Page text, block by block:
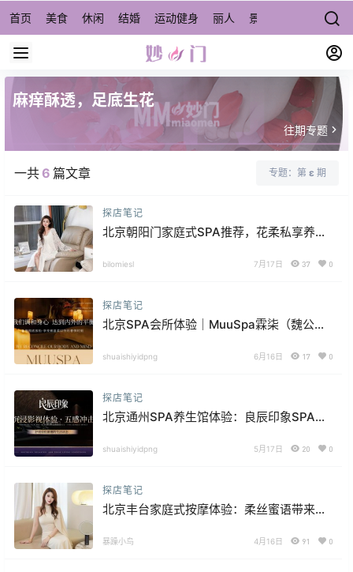
首页 美食 休闲 结婚 运动健身 丽人 景点/周边游 宠物
麻痒酥透，足底生花
往期专题
一共6 篇文章 专题：第 ε 期
探店笔记
北京朝阳门家庭式SPA推荐，花柔私享养生
bilomiesl 7月17日 37 0
探店笔记
北京SPA会所体验｜MuuSpa霖柒（魏公村
shuaishiyidpng 6月16日 17 0
探店笔记
北京通州SPA养生馆体验：良辰印象SPA养
shuaishiyidpng 5月17日 20 0
探店笔记
北京丰台家庭式按摩体验：柔丝蜜语带来的
暴躁小鸟 4月16日 91 0